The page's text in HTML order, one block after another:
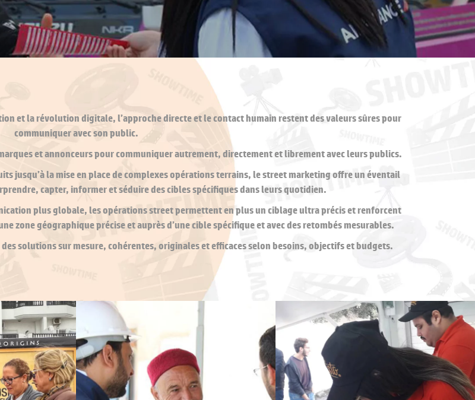
et la révolution digitale, l’approche directe et le contact humain restent des valeurs sûres pour
communiquer avec son public.
et annonceurs pour communiquer autrement, directement et librement avec leurs publics.
jusqu’à la mise en place de complexes opérations terrains, le street marketing offre un éventail
capter, informer et séduire des cibles spécifiques dans leurs quotidien.
plus globale, les opérations street permettent en plus un ciblage ultra précis et renforcent
zone géographique précise et auprès d’une cible spécifique et avec des retombés mesurables.
solutions sur mesure, cohérentes, originales et efficaces selon besoins, objectifs et budgets.